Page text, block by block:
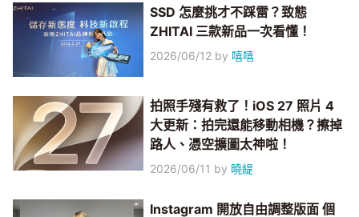
SSD 怎麼挑才不踩雷？致態
ZHITAI 三款新品一次看懂！
2026/06/12 by 嘻嘻
拍照手殘有救了！iOS 27 照片 4
大更新：拍完還能移動相機？擦掉
路人、憑空擴圖太神啦！
2026/06/11 by 曉緹
Instagram 開放自由調整版面 個